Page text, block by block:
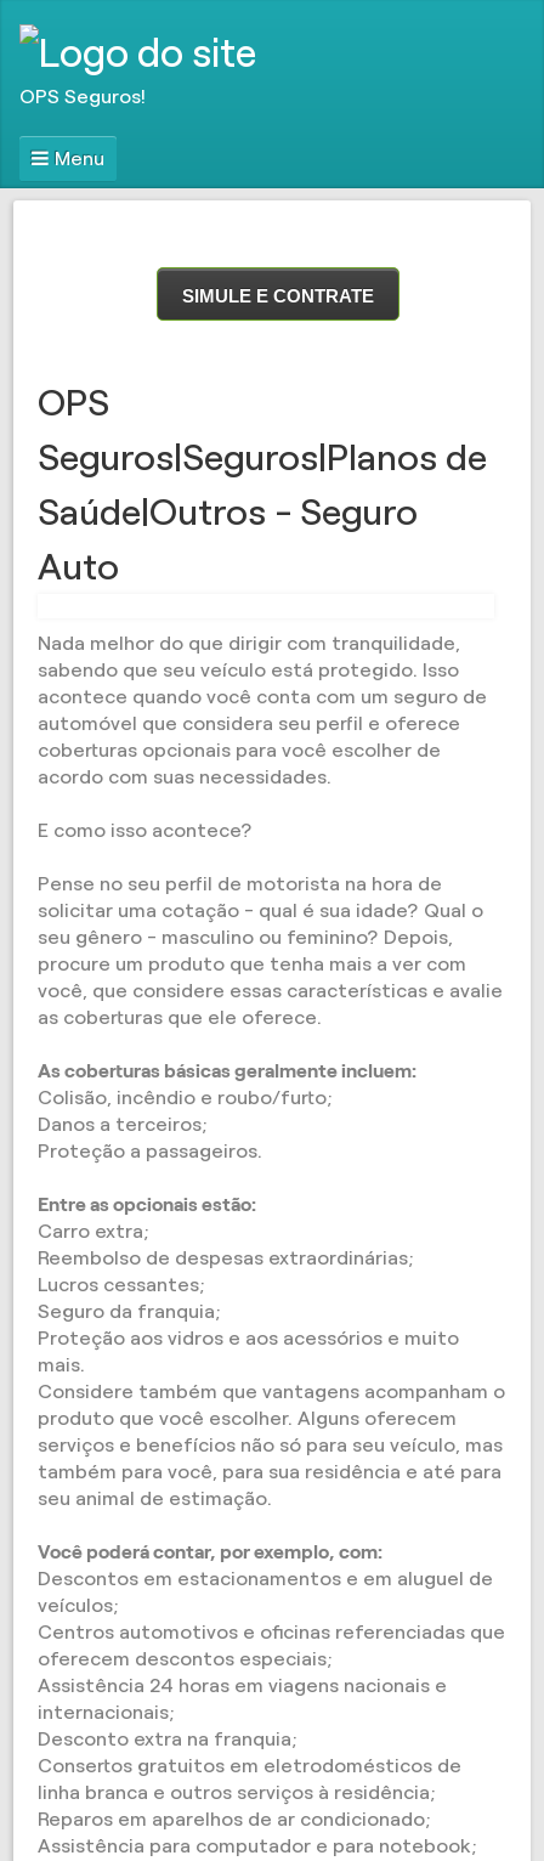
OPS Seguros!
Menu
SIMULE E CONTRATE
OPS
Seguros|Seguros|Planos de
Saúde|Outros - Seguro
Auto
Nada melhor do que dirigir com tranquilidade,
sabendo que seu veículo está protegido. Isso
acontece quando você conta com um seguro de
automóvel que considera seu perfil e oferece
coberturas opcionais para você escolher de
acordo com suas necessidades.
E como isso acontece?
Pense no seu perfil de motorista na hora de
solicitar uma cotação - qual é sua idade? Qual o
seu gênero - masculino ou feminino? Depois,
procure um produto que tenha mais a ver com
você, que considere essas características e avalie
as coberturas que ele oferece.
As coberturas básicas geralmente incluem:
Colisão, incêndio e roubo/furto;
Danos a terceiros;
Proteção a passageiros.
Entre as opcionais estão:
Carro extra;
Reembolso de despesas extraordinárias;
Lucros cessantes;
Seguro da franquia;
Proteção aos vidros e aos acessórios e muito
mais.
Considere também que vantagens acompanham o
produto que você escolher. Alguns oferecem
serviços e benefícios não só para seu veículo, mas
também para você, para sua residência e até para
seu animal de estimação.
Você poderá contar, por exemplo, com:
Descontos em estacionamentos e em aluguel de
veículos;
Centros automotivos e oficinas referenciadas que
oferecem descontos especiais;
Assistência 24 horas em viagens nacionais e
internacionais;
Desconto extra na franquia;
Consertos gratuitos em eletrodomésticos de
linha branca e outros serviços à residência;
Reparos em aparelhos de ar condicionado;
Assistência para computador e para notebook;